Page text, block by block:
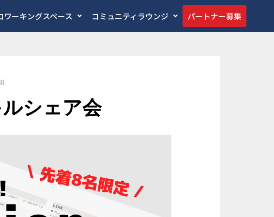
ワーキングスペース コミュニティラウンジ パートナー募集
シェア会